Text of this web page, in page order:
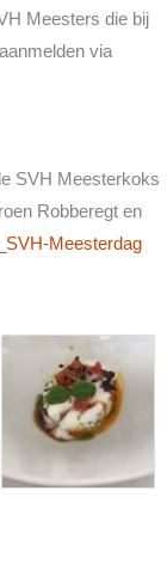
Meesters die bij
via
SVH Meesterkoks
Robberegt en
Meesterdag